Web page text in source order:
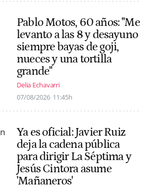
Pablo Motos, 60 años: "Me
levanto a las 8 y desayuno
siempre bayas de goji,
nueces y una tortilla
grande"
Delia Echavarri
07/08/2026 11:45h
Ya es oficial: Javier Ruiz
deja la cadena pública
para dirigir La Séptima y
Jesús Cintora asume
'Mañaneros'